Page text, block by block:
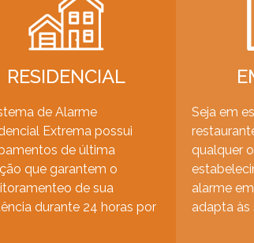
RESIDENCIAL
de Alarme
Extrema possui
de última
que garantem o
de sua
durante 24 horas por
Seja em
qualquer
alarme
adapta às